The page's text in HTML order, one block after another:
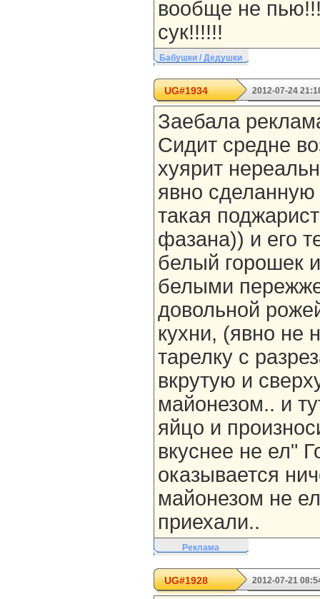
вообще не
сук!!!!!!
Бабушки / Дедушки
UG#1934 2012-07-24
Заебала
Сидит средне
хуярит
явно
такая
фазана)) и его
белый горошек
белыми
довольной
кухни, (явно не
тарелку с
вкрутую и
майонезом.. и
яйцо и
вкуснее не ел"
оказывается
майонезом не
приехали..
Реклама
UG#1928 2012-07-21